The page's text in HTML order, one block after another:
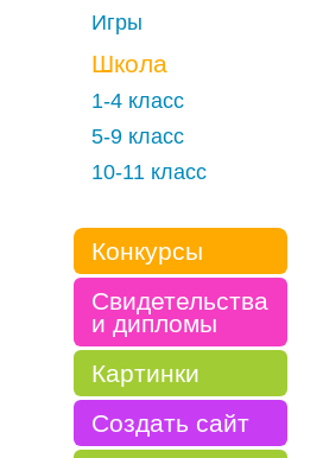
Игры
Школа
1-4 класс
5-9 класс
10-11 класс
Конкурсы
Свидетельства
и дипломы
Картинки
Создать сайт